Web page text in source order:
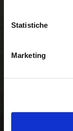
Statistiche
Marketing